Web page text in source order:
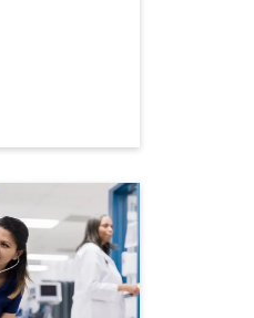
em
Assistência de
em Pronto
Atendimento